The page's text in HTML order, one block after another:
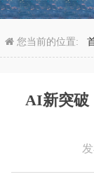
您当前的位置:
AI新突破